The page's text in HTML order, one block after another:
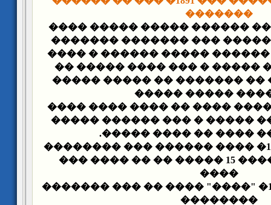
�������
- �� ��� 1892� ����� ������ �����
- �� ��� 1892� ��� ������ �����
���� ��� ����� ����� �
������� ����� �� �������
������� �����
- �� ��� 1893� ������� ���� �� ����
����� ��� ����� ����� �
���� � ��� ���� ��
- �� ����� ��� 1893� ���� ������ ��� ��������
"����" ����� ���� 15 ����� �� �� ���� ���
����
- �� ����� ��� 1894� "����" ���� �� ��� �������
��������